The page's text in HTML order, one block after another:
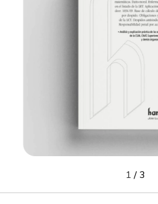
1 / 3